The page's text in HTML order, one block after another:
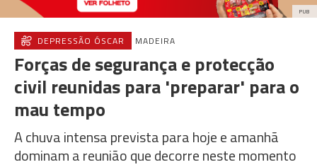
PUB
DEPRESSÃO ÓSCAR MADEIRA
Forças de segurança e protecção
civil reunidas para 'preparar' para o
mau tempo
A chuva intensa prevista para hoje e amanhã
dominam a reunião que decorre neste momento